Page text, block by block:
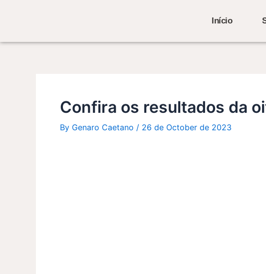
Início
Confira os resultados da
By Genaro Caetano / 26 de October de 2023